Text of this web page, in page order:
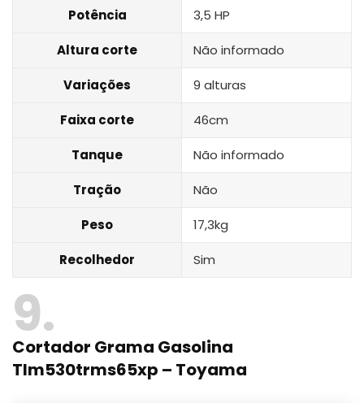
Potência 3,5 HP
Altura corte Não informado
Variações 9 alturas
Faixa corte 46cm
Tanque Não informado
Tração Não
Peso 17,3kg
Recolhedor Sim
9
Cortador Grama Gasolina
Tlm530trms65xp – Toyama